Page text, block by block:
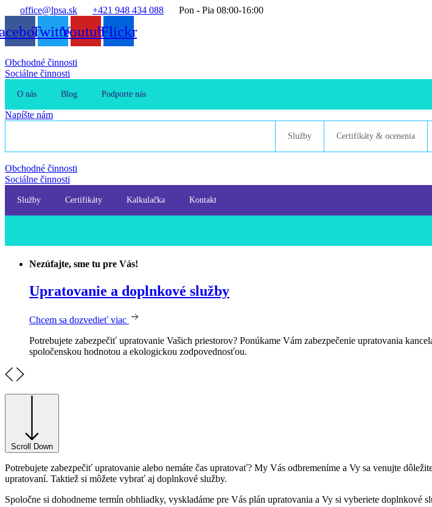
office@lpsa.sk +421 948 434 088 Pon - Pia 08:00-16:00
TwitterYoutubeFlickr
Obchodné činnosti
Sociálne činnosti
O nás Blog Podporte nás
Napíšte nám
Služby Certifikáty & ocenenia
Obchodné činnosti
Sociálne činnosti
Služby Certifikáty Kalkulačka Kontakt
Nezúfajte, sme tu pre Vás!
Upratovanie a doplnkové služby
Chcem sa dozvedieť viac
Potrebujete zabezpečiť upratovanie Vašich priestorov? Ponúkame Vám zabezpečenie upratovania
spoločenskou hodnotou a ekologickou zodpovednosťou.
Scroll Down
Potrebujete zabezpečiť upratovanie alebo nemáte čas upratovať? My Vás odbremeníme a Vy sa venujte
upratovaní. Taktiež si môžete vybrať aj doplnkové služby.
Spoločne si dohodneme termín obhliadky, vyskladáme pre Vás plán upratovania a Vy si vyberiete